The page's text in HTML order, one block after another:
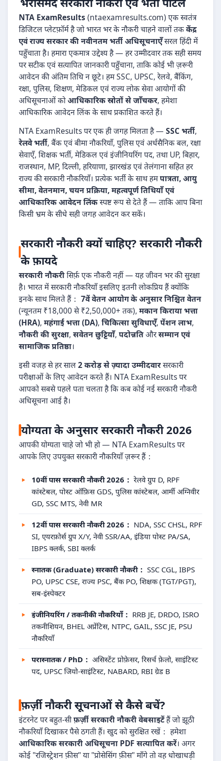
NTA ExamResults (ntaexamresults.com) एक स्वतंत्र
डिजिटल प्लेटफ़ॉर्म है जो भारत भर के नौकरी चाहने वालों तककेंद्र
एवं राज्य सरकार की नवीनतम भर्ती अधिसूचनाएँसरल हिंदी में
पहुँचाता है। हमारा एकमात्र उद्देश्य है — हर उम्मीदवार तक सही समय
पर सटीक एवं सत्यापित जानकारी पहुँचाना, ताकि कोई भी ज़रूरी
आवेदन की अंतिम तिथि न छूटे। हम SSC, UPSC, रेलवे, बैंकिंग,
रक्षा, पुलिस, शिक्षण, मेडिकल एवं राज्य लोक सेवा आयोगों की
अधिसूचनाओं कोआधिकारिक स्रोतों से जाँचकर, हमेशा
आधिकारिक आवेदन लिंक के साथ प्रकाशित करते हैं।
NTA ExamResults पर एक ही जगह मिलता है — SSC भर्ती,
रेलवे भर्ती, बैंक एवं बीमा नौकरियाँ, पुलिस एवं अर्धसैनिक बल, रक्षा
सेवाएँ, शिक्षक भर्ती, मेडिकल एवं इंजीनियरिंग पद, तथा UP, बिहार,
राजस्थान, MP, दिल्ली, हरियाणा, झारखंड एवं तेलंगाना सहित हर
राज्य की सरकारी नौकरियाँ। प्रत्येक भर्ती के साथ हमपात्रता, आयु
सीमा, वेतनमान, चयन प्रक्रिया, महत्वपूर्ण तिथियाँ एवं
आधिकारिक आवेदन लिंकस्पष्ट रूप से देते हैं — ताकि आप बिना
किसी भ्रम के सीधे सही जगह आवेदन कर सकें।
सरकारी नौकरी क्यों चाहिए? सरकारी नौकरी
के फ़ायदे
सरकारी नौकरीसिर्फ़ एक नौकरी नहीं — यह जीवन भर की सुरक्षा
है। भारत में सरकारी नौकरियाँ इसलिए इतनी लोकप्रिय हैं क्योंकि
इनके साथ मिलते हैं： 7वें वेतन आयोग के अनुसार निश्चित वेतन
(न्यूनतम ₹18,000 से ₹2,50,000+ तक), मकान किराया भत्ता
(HRA), महंगाई भत्ता (DA), चिकित्सा सुविधाएँ, पेंशन लाभ,
नौकरी की सुरक्षा, सवेतन छुट्टियाँ, पदोन्नतिऔरसम्मान एवं
सामाजिक प्रतिष्ठा।
इसी वजह से हर साल2 करोड़ से ज़्यादा उम्मीदवारसरकारी
परीक्षाओं के लिए आवेदन करते हैं। NTA ExamResults पर
आपको सबसे पहले पता चलता है कि कब कोई नई सरकारी नौकरी
अधिसूचना आई है।
योग्यता के अनुसार सरकारी नौकरी 2026
आपकी योग्यता चाहे जो भी हो — NTA ExamResults पर
आपके लिए उपयुक्त सरकारी नौकरियाँ ज़रूर हैं：
10वीं पास सरकारी नौकरी 2026： रेलवे ग्रुप D, RPF
कांस्टेबल, पोस्ट ऑफ़िस GDS, पुलिस कांस्टेबल, आर्मी अग्निवीर
GD, SSC MTS, नेवी MR
12वीं पास सरकारी नौकरी 2026： NDA, SSC CHSL, RPF
SI, एयरफ़ोर्स ग्रुप X/Y, नेवी SSR/AA, इंडिया पोस्ट PA/SA,
IBPS क्लर्क, SBI क्लर्क
स्नातक (Graduate) सरकारी नौकरी： SSC CGL, IBPS
PO, UPSC CSE, राज्य PSC, बैंक PO, शिक्षक (TGT/PGT),
सब-इंस्पेक्टर
इंजीनियरिंग / तकनीकी नौकरियाँ： RRB JE, DRDO, ISRO
तकनीशियन, BHEL अप्रेंटिस, NTPC, GAIL, SSC JE, PSU
नौकरियाँ
परास्नातक / PhD： असिस्टेंट प्रोफ़ेसर, रिसर्च फ़ेलो, साइंटिस्ट
पद, UPSC जियो-साइंटिस्ट, NABARD, RBI ग्रेड B
फ़र्ज़ी नौकरी सूचनाओं से कैसे बचें?
इंटरनेट पर बहुत-सीफ़र्ज़ी सरकारी नौकरी वेबसाइटेंहैं जो झूठी
नौकरियाँ दिखाकर पैसे ठगती हैं। खुद को सुरक्षित रखें： हमेशा
आधिकारिक सरकारी अधिसूचना PDF सत्यापित करें। अगर
कोई "रजिस्ट्रेशन फ़ीस" या "प्रोसेसिंग फ़ीस" माँगे तो वह धोखाधड़ी